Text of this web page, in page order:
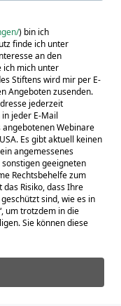
) bin ich
finde ich unter
an den
ich mich unter
Stiftens wird mir per E-
Angeboten zusenden.
jederzeit
jeder E-Mail
angebotenen Webinare
Es gibt aktuell keinen
angemessenes
geeigneten
Rechtsbehelfe zum
Risiko, dass Ihre
sind, wie es in
um trotzdem in die
Sie können diese